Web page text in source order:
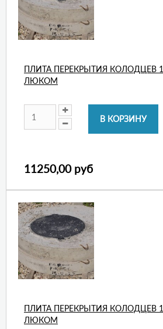
ПЛИТА ПЕРЕКРЫТИЯ КОЛОДЦЕВ
ЛЮКОМ
11250,00 руб
ПЛИТА ПЕРЕКРЫТИЯ КОЛОДЦЕВ
ЛЮКОМ